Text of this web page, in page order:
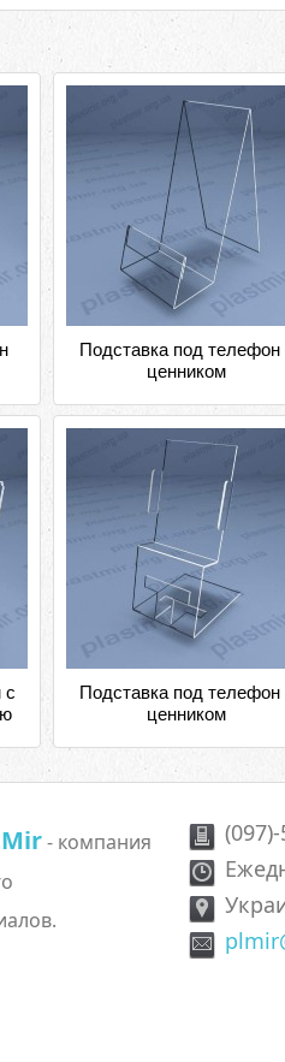
Подставка под телефон
ценником
с
Подставка под телефон
ценником
- компания